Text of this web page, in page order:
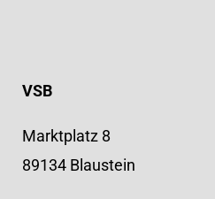
VSB
Marktplatz 8
89134 Blaustein